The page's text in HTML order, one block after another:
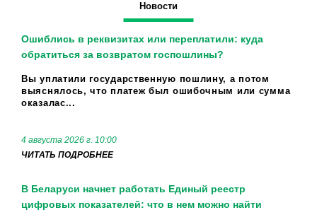
Новости
Ошиблись в реквизитах или переплатили: куда
обратиться за возвратом госпошлины?
Вы уплатили государственную пошлину, а потом
выяснялось, что платеж был ошибочным или сумма
оказалас...
4 августа 2026 г. 10:00
ЧИТАТЬ ПОДРОБНЕЕ
В Беларуси начнет работать Единый реестр
цифровых показателей: что в нем можно найти